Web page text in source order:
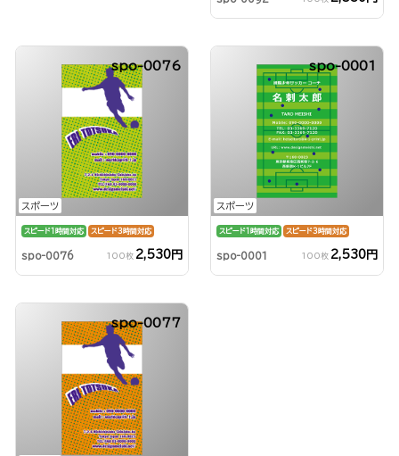
スポーツ
spo-0076
スピード1時間対応 スピード3時間対応
spo-0076 100枚 2,530円
スポーツ
spo-0001
スピード1時間対応 スピード3時間対応
spo-0001 100枚 2,530円
spo-0077